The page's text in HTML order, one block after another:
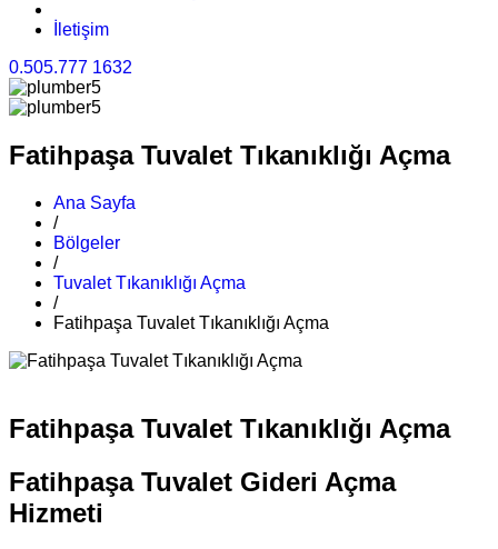
İletişim
0.505.777 1632
Fatihpaşa Tuvalet Tıkanıklığı Açma
Ana Sayfa
/
Bölgeler
/
Tuvalet Tıkanıklığı Açma
/
Fatihpaşa Tuvalet Tıkanıklığı Açma
Fatihpaşa Tuvalet Tıkanıklığı Açma
Fatihpaşa Tuvalet Gideri Açma
Hizmeti